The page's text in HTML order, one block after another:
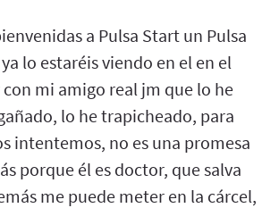
a Pulsa Start un Pulsa
lo estaréis viendo en el en el
mi amigo real jm que lo he
lo he trapicheado, para
intentemos, no es una promesa
porque él es doctor, que salva
me puede meter en la cárcel,